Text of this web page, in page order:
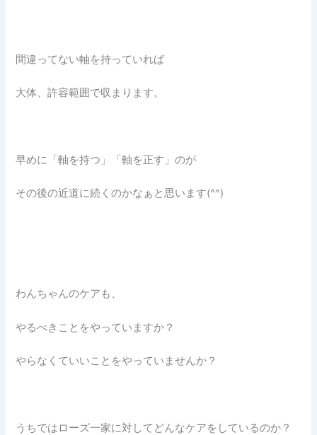
間違ってない軸を持っていれば
大体、許容範囲で収まります。
早めに「軸を持つ」「軸を正す」のが
その後の近道に続くのかなぁと思います(^^)
わんちゃんのケアも、
やるべきことをやっていますか？
やらなくていいことをやっていませんか？
うちではローズ一家に対してどんなケアをしているのか？